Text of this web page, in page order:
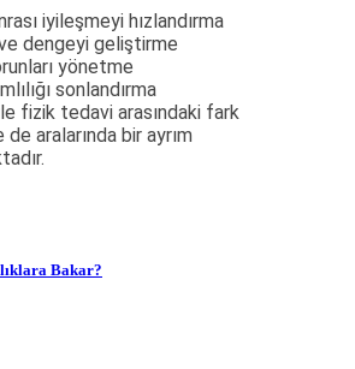
iyileşmeyi hızlandırma
dengeyi geliştirme
yönetme
sonlandırma
fizik tedavi arasındaki fark
aralarında bir ayrım
Bakar?